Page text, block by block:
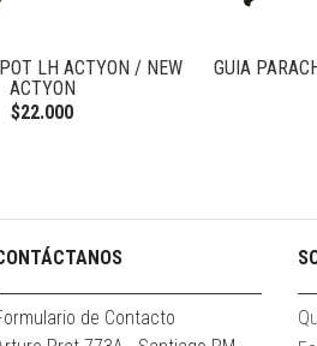
LH ACTYON / NEW
ACTYON
$22.000
GUIA
de Contacto